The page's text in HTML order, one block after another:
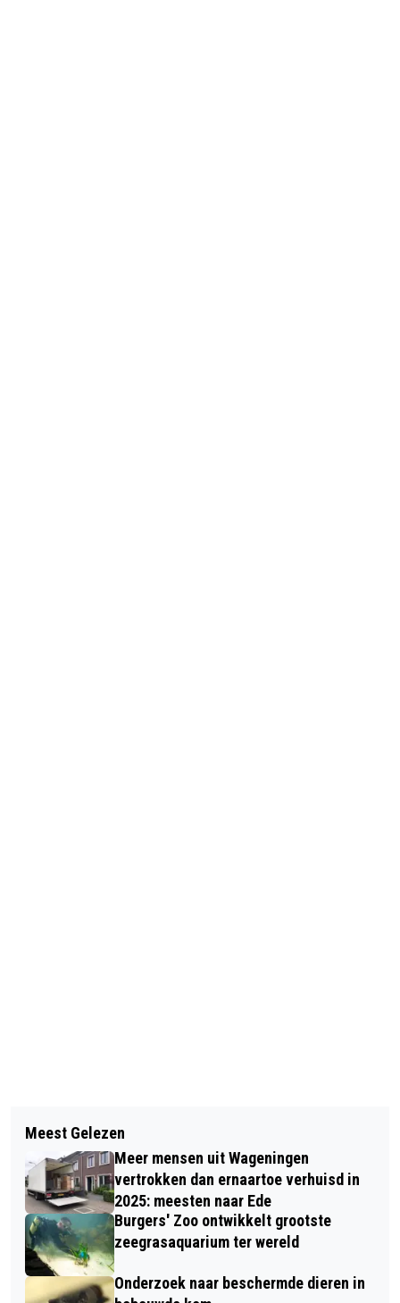
HUISDIER VAN DE WEEK IS POES
QUEENEE
OPROEP VOOR JONGERENWERKERS:
SLUIT JE AAN BIJ DE LANDELIJKE
BEWEGING SOCIAL FRIDAY TEGEN
EENZAAMHEID
Meest Gelezen
Meer mensen uit Wageningen
vertrokken dan ernaartoe verhuisd in
2025: meesten naar Ede
Burgers' Zoo ontwikkelt grootste
zeegrasaquarium ter wereld
Onderzoek naar beschermde dieren in